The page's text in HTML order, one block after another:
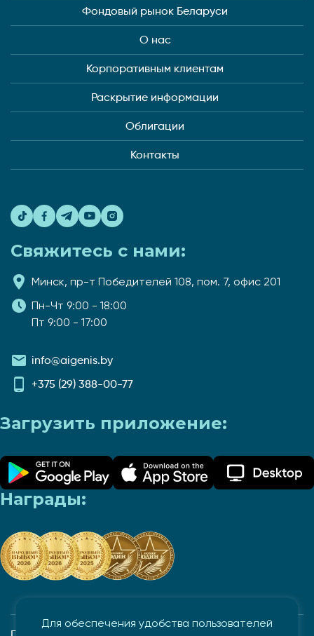
Для обеспечения удобства пользователей
Фондовый рынок Беларуси
О нас
Корпоративным клиентам
Раскрытие информации
Облигации
Контакты
Свяжитесь с нами:
Минск, пр-т Победителей 108, пом. 7, офис 201
Пн-Чт 9:00 - 18:00
Пт 9:00 - 17:00
info@aigenis.by
+375 (29) 388-00-77
Загрузить приложение:
Награды: